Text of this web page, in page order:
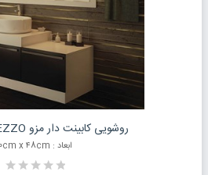
روشویی کابینت دار مزو MEZZO مدل Julie
ابعاد : 110cm x ۴8cm